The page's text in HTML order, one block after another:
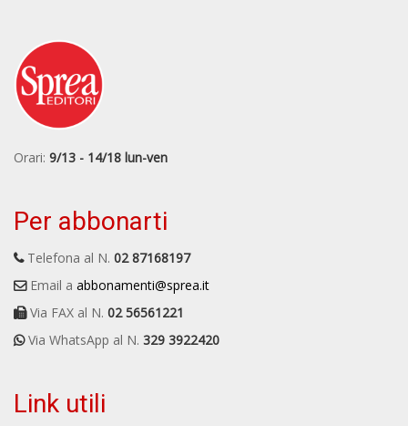
Orari: 9/13 - 14/18 lun-ven
Per abbonarti
Telefona al N. 02 87168197
Email a abbonamenti@sprea.it
Via FAX al N. 02 56561221
Via WhatsApp al N. 329 3922420
Link utili